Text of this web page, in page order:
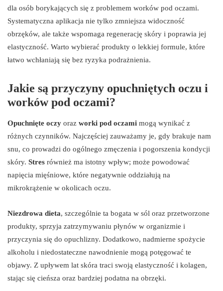
dla osób borykających się z problemem worków pod oczami.
Systematyczna aplikacja nie tylko zmniejsza widoczność
obrzęków, ale także wspomaga regenerację skóry i poprawia jej
elastyczność. Warto wybierać produkty o lekkiej formule, które
łatwo wchłaniają się bez ryzyka podrażnienia.
Jakie są przyczyny opuchniętych oczu i
worków pod oczami?
Opuchnięte oczy oraz worki pod oczami mogą wynikać z
różnych czynników. Najczęściej zauważamy je, gdy brakuje nam
snu, co prowadzi do ogólnego zmęczenia i pogorszenia kondycji
skóry. Stres również ma istotny wpływ; może powodować
napięcia mięśniowe, które negatywnie oddziałują na
mikrokrążenie w okolicach oczu.
Niezdrowa dieta, szczególnie ta bogata w sól oraz przetworzone
produkty, sprzyja zatrzymywaniu płynów w organizmie i
przyczynia się do opuchlizny. Dodatkowo, nadmierne spożycie
alkoholu i niedostateczne nawodnienie mogą potęgować te
objawy. Z upływem lat skóra traci swoją elastyczność i kolagen,
stając się cieńsza oraz bardziej podatna na obrzęki.